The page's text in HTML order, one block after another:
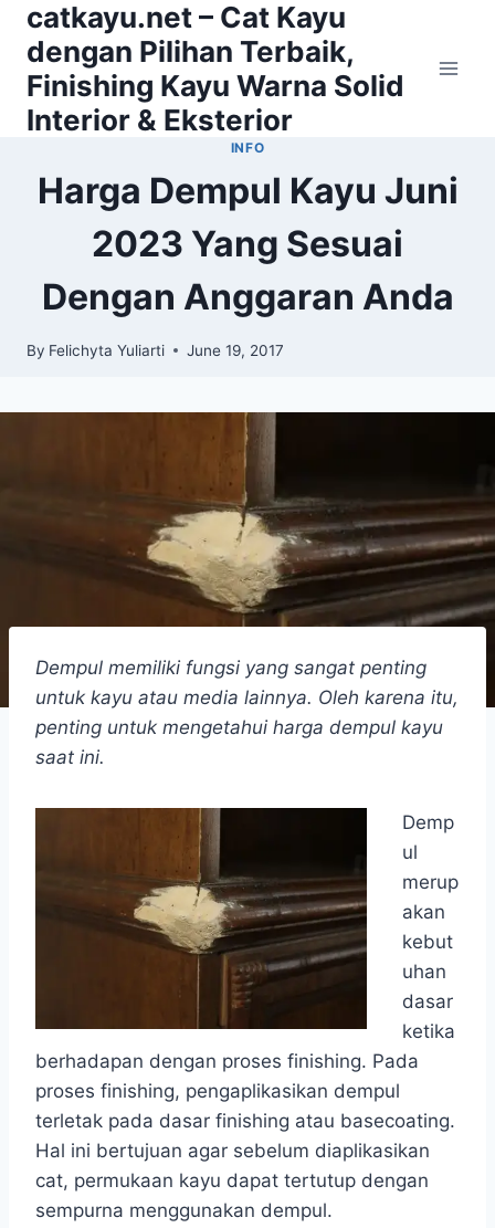
Skip
content
catkayu.net – Cat Kayu
dengan Pilihan Terbaik,
Finishing Kayu Warna Solid
Interior & Eksterior
INFO
Harga Dempul Kayu Juni
2023 Yang Sesuai
Dengan Anggaran Anda
By Felichyta Yuliarti June 19, 2017
Dempul memiliki fungsi yang sangat penting
untuk kayu atau media lainnya. Oleh karena itu,
penting untuk mengetahui harga dempul kayu
saat ini.
Demp
ul
merup
akan
kebut
uhan
dasar
ketika
berhadapan dengan proses finishing. Pada
proses finishing, pengaplikasikan dempul
terletak pada dasar finishing atau basecoating.
Hal ini bertujuan agar sebelum diaplikasikan
cat, permukaan kayu dapat tertutup dengan
sempurna menggunakan dempul.